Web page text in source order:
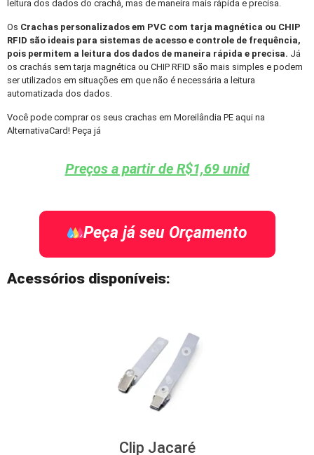
leitura dos dados do crachá, mas de maneira mais rápida e precisa.
Os Crachas personalizados em PVC com tarja magnética ou CHIP
RFID são ideais para sistemas de acesso e controle de frequência,
pois permitem a leitura dos dados de maneira rápida e precisa. Já
os crachás sem tarja magnética ou CHIP RFID são mais simples e podem
ser utilizados em situações em que não é necessária a leitura
automatizada dos dados.
Você pode comprar os seus crachas em Moreilândia PE aqui na
AlternativaCard! Peça já
Preços a partir de R$1,69 unid
Peça já seu Orçamento
Acessórios disponíveis:
Clip Jacaré